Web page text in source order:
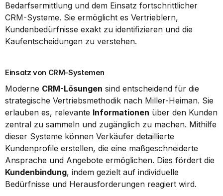
Bedarfsermittlung und dem Einsatz fortschrittlicher
CRM-Systeme. Sie ermöglicht es Vertrieblern,
Kundenbedürfnisse exakt zu identifizieren und die
Kaufentscheidungen zu verstehen.
Einsatz von CRM-Systemen
Moderne CRM-Lösungen sind entscheidend für die
strategische Vertriebsmethodik nach Miller-Heiman. Sie
erlauben es, relevante Informationen über den Kunden
zentral zu sammeln und zugänglich zu machen. Mithilfe
dieser Systeme können Verkäufer detaillierte
Kundenprofile erstellen, die eine maßgeschneiderte
Kundenbindung, indem gezielt auf individuelle
Bedürfnisse und Herausforderungen reagiert wird.